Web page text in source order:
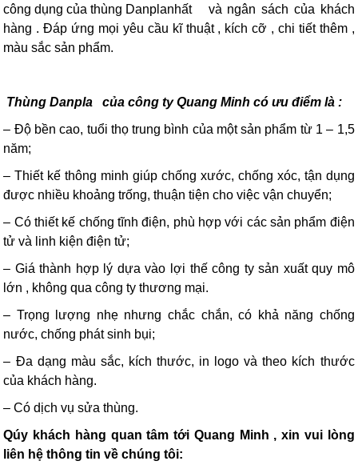
nhất
công dụng của thùng Danpla
và ngân sách của khách
hàng . Đáp ứng mọi yêu cầu kĩ thuật , kích cỡ , chi tiết thêm ,
màu sắc sản phẩm.
Thùng Danpla
của công ty Quang Minh có ưu điểm là :
– Độ bền cao, tuổi thọ trung bình của một sản phẩm từ 1 – 1,5
năm;
– Thiết kế thông minh giúp chống xước, chống xóc, tận dụng
được nhiều khoảng trống, thuận tiện cho việc vận chuyển;
– Có thiết kế chống tĩnh điện, phù hợp với các sản phẩm điện
tử và linh kiện điện tử;
– Giá thành hợp lý dựa vào lợi thế công ty sản xuất quy mô
lớn , không qua công ty thương mại.
– Trọng lượng nhẹ nhưng chắc chắn, có khả năng chống
nước, chống phát sinh bụi;
– Đa dạng màu sắc, kích thước, in logo và theo kích thước
của khách hàng.
– Có dịch vụ sửa thùng.
Qúy khách hàng quan tâm tới Quang Minh , xin vui lòng
liên hệ thông tin về chúng tôi: